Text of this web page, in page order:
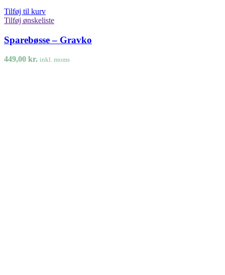
Tilføj til kurv
Tilføj ønskeliste
Sparebøsse – Gravko
449,00 kr. inkl. moms